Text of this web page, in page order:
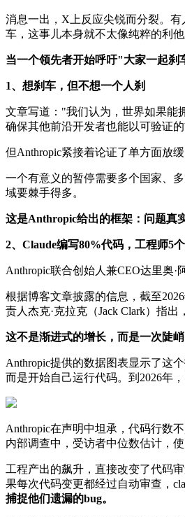
消息一出，X上反应尖锐而分裂。
车，这事儿本身就不太像纯粹的利他
当一个领先者开始呼吁"大家一起刹
1、想刹车，但不想一个人刹
文章写道："我们认为，世界如果能
确保其他前沿开发者也能以可验证
但Anthropic紧接着论证了单方面放
一个有意义的暂停需要多个国家、
域要棘手得多。
这是Anthropic给出的框架：问题真
2、Claude编写80%代码，工程师5
Anthropic联合创始人兼CEO达里奥
根据博客文章披露的信息，截至
责人杰克·克拉克（Jack Clark）指
这不是渐进式的增长，而是一次陡峭
Anthropic提供的数据图表显示了这
而是开始自己运行代码。到2026年
Anthropic在声明中坦承，代码行数
内部调查中，受访者中位数估计，
工程产出的飙升，直接改变了代码
果每次代码变更都经过自动审查，
捕捉他们遗漏的bug。